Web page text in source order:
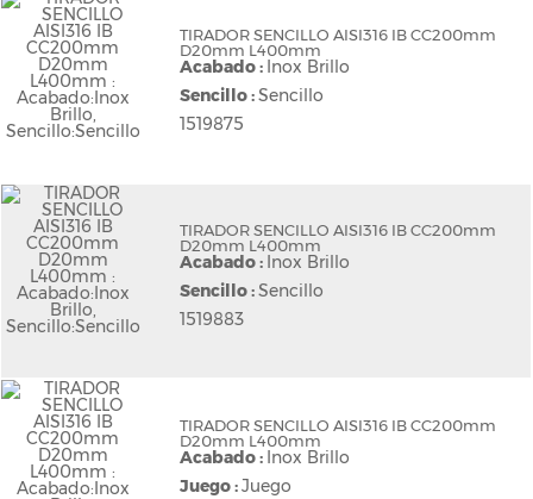
TIRADOR SENCILLO AISI316 IB CC200mm
D20mm L400mm
Acabado : Inox Brillo
Sencillo :Sencillo
1519875
TIRADOR SENCILLO AISI316 IB CC200mm
D20mm L400mm
Acabado : Inox Brillo
Sencillo :Sencillo
1519883
TIRADOR SENCILLO AISI316 IB CC200mm
D20mm L400mm
Acabado : Inox Brillo
Juego :Juego